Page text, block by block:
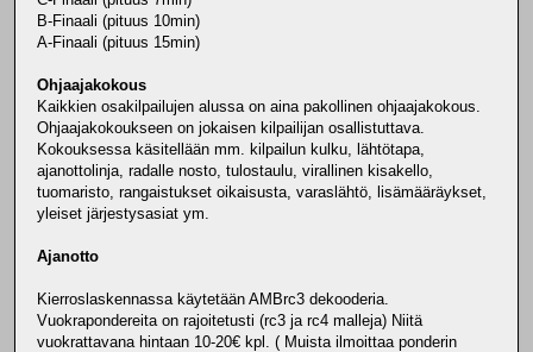
B-Finaali (pituus 10min)
A-Finaali (pituus 15min)
Ohjaajakokous
Kaikkien osakilpailujen alussa on aina pakollinen ohjaajakokous.
Ohjaajakokoukseen on jokaisen kilpailijan osallistuttava.
Kokouksessa käsitellään mm. kilpailun kulku, lähtötapa,
ajanottolinja, radalle nosto, tulostaulu, virallinen kisakello,
tuomaristo, rangaistukset oikaisusta, varaslähtö, lisämääräykset,
yleiset järjestysasiat ym.
Ajanotto
Kierroslaskennassa käytetään AMBrc3 dekooderia.
Vuokrapondereita on rajoitetusti (rc3 ja rc4 malleja) Niitä
vuokrattavana hintaan 10-20€ kpl. ( Muista ilmoittaa ponderin